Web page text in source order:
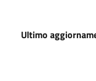
Ultimo